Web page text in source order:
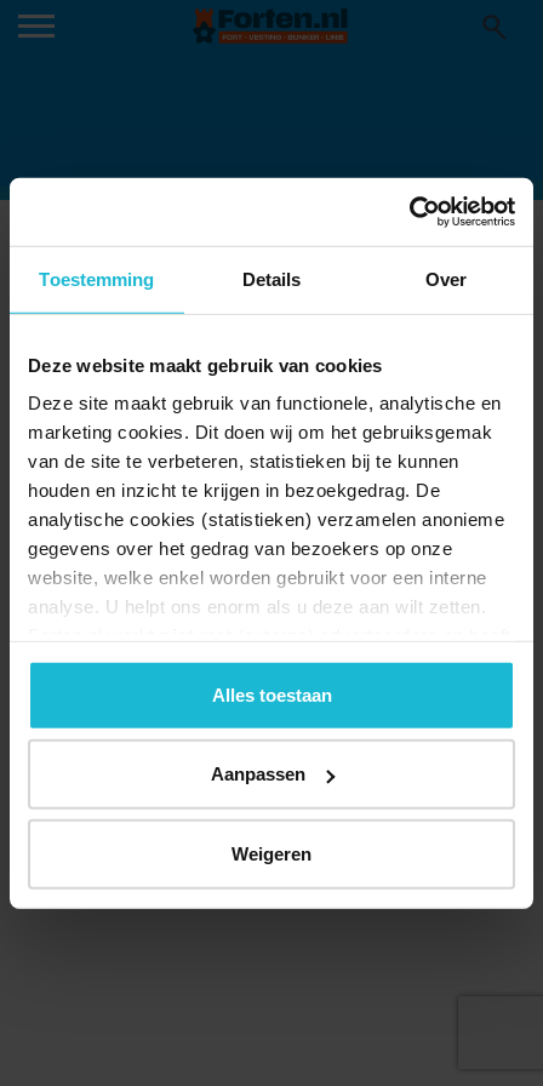
Toestemming Details Over
Deze website maakt gebruik van cookies
Deze site maakt gebruik van functionele, analytische en
marketing cookies. Dit doen wij om het gebruiksgemak
van de site te verbeteren, statistieken bij te kunnen
houden en inzicht te krijgen in bezoekgedrag. De
analytische cookies (statistieken) verzamelen anonieme
gegevens over het gedrag van bezoekers op onze
website, welke enkel worden gebruikt voor een interne
analyse. U helpt ons enorm als u deze aan wilt zetten.
geen commerciële doelstelling. U kunt deze cookies via
de knoppen accepteren, beheren of weigeren.
Alles toestaan
Aanpassen
Weigeren
WESTBATTERIJ MUIDEN (MARTIN
VAN LOKVEN) (1)
© 2026 Stichting Forten Nederland
Forten.nl wordt ondersteund door de